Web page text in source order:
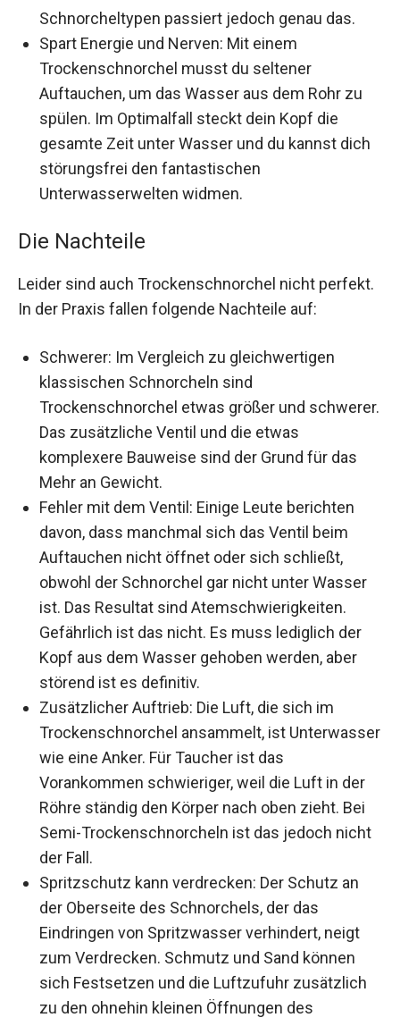
Schnorcheltypen passiert jedoch genau das.
Spart Energie und Nerven: Mit einem
Trockenschnorchel musst du seltener
Auftauchen, um das Wasser aus dem Rohr zu
spülen. Im Optimalfall steckt dein Kopf die
gesamte Zeit unter Wasser und du kannst dich
störungsfrei den fantastischen
Unterwasserwelten widmen.
Die Nachteile
Leider sind auch Trockenschnorchel nicht perfekt.
In der Praxis fallen folgende Nachteile auf:
Schwerer: Im Vergleich zu gleichwertigen
klassischen Schnorcheln sind
Trockenschnorchel etwas größer und schwerer.
Das zusätzliche Ventil und die etwas
komplexere Bauweise sind der Grund für das
Mehr an Gewicht.
Fehler mit dem Ventil: Einige Leute berichten
davon, dass manchmal sich das Ventil beim
Auftauchen nicht öffnet oder sich schließt,
obwohl der Schnorchel gar nicht unter Wasser
ist. Das Resultat sind Atemschwierigkeiten.
Gefährlich ist das nicht. Es muss lediglich der
Kopf aus dem Wasser gehoben werden, aber
störend ist es definitiv.
Zusätzlicher Auftrieb: Die Luft, die sich im
Trockenschnorchel ansammelt, ist Unterwasser
wie eine Anker. Für Taucher ist das
Vorankommen schwieriger, weil die Luft in der
Röhre ständig den Körper nach oben zieht. Bei
Semi-Trockenschnorcheln ist das jedoch nicht
der Fall.
Spritzschutz kann verdrecken: Der Schutz an
der Oberseite des Schnorchels, der das
Eindringen von Spritzwasser verhindert, neigt
zum Verdrecken. Schmutz und Sand können
sich Festsetzen und die Luftzufuhr zusätzlich
zu den ohnehin kleinen Öffnungen des